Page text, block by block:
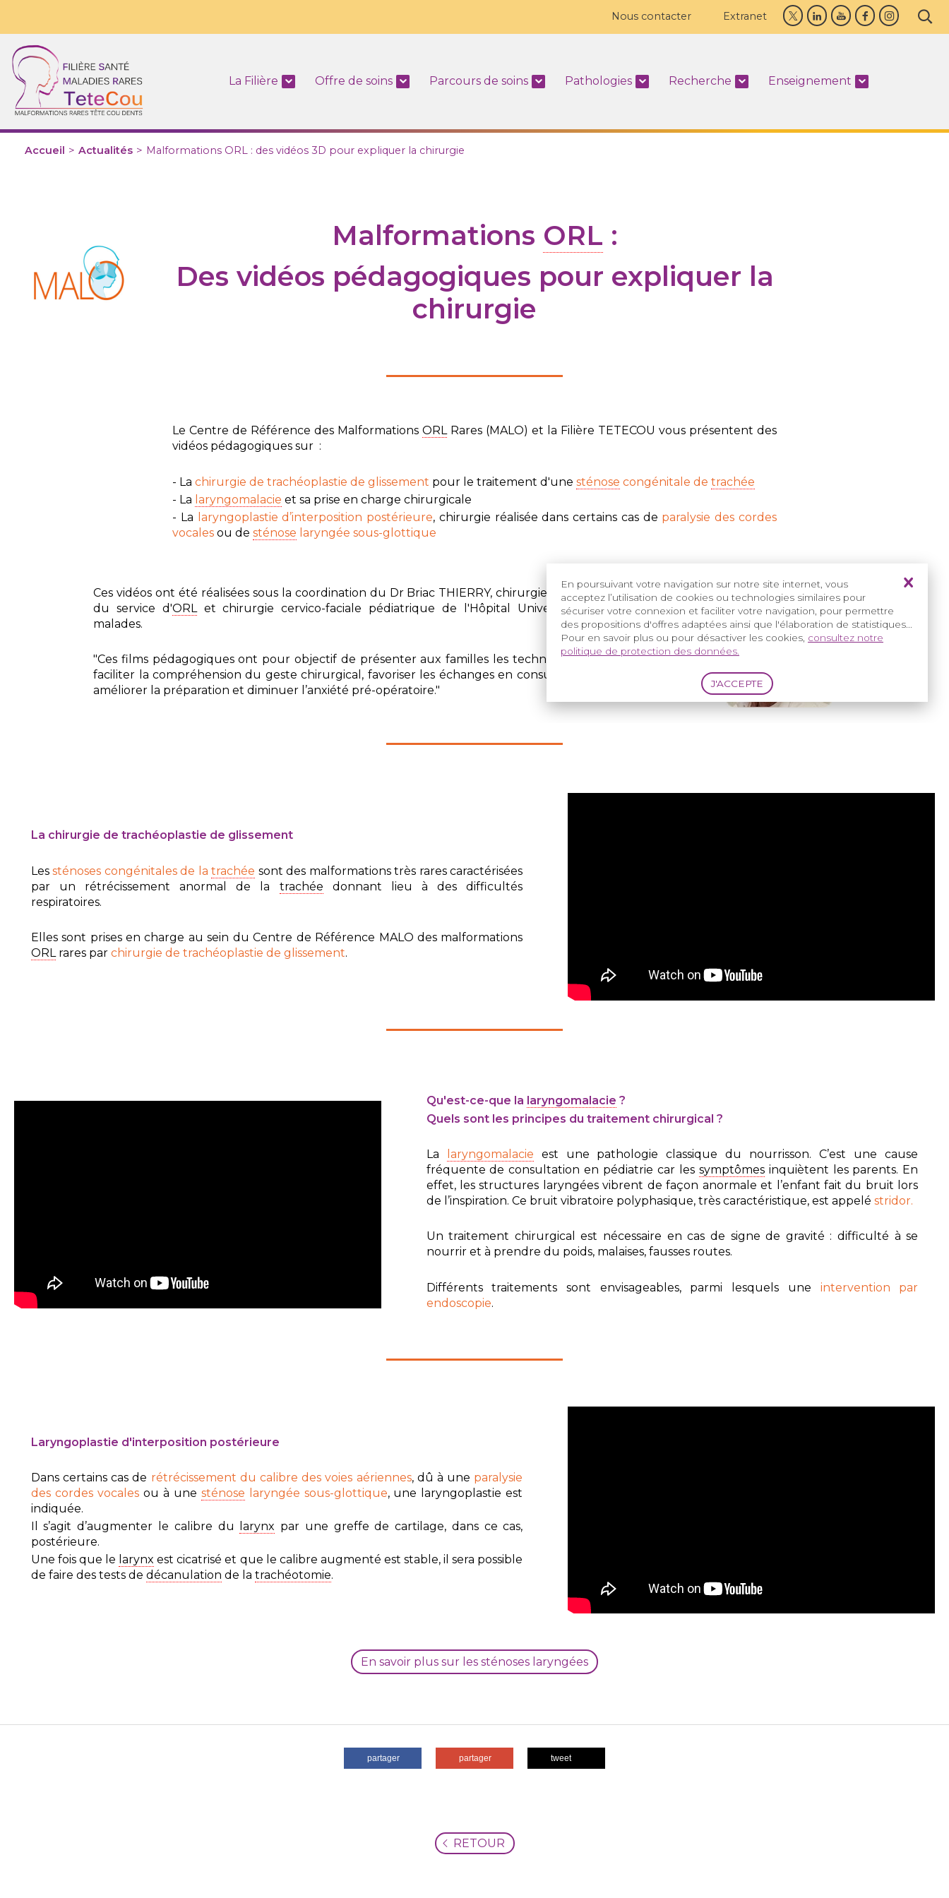
En poursuivant votre navigation sur notre site internet, vous
acceptez l’utilisation de cookies ou technologies similaires pour
sécuriser votre connexion et faciliter votre navigation, pour permettre
des propositions d'offres adaptées ainsi que l'élaboration de statistiques...
Pour en savoir plus ou pour désactiver les cookies, consultez notre
politique de protection des données.
Nous contacter Extranet
La Filière Offre de soins Parcours de soins Pathologies Recherche Enseignement
Accueil > Actualités > Malformations ORL : des vidéos 3D pour expliquer la chirurgie
Malformations ORL :
Des vidéos pédagogiques pour expliquer la
chirurgie
Le Centre de Référence des MalformationsORLRares (MALO) et la Filière TETECOU vous présentent des
vidéos pédagogiques sur :
- Lachirurgie de trachéoplastie de glissement pour le traitement d'une sténose congénitale detrachée
- La laryngomalacie et sa prise en charge chirurgicale
- La
laryngoplastie d’interposition postérieure, chirurgie réalisée dans certains cas de paralysie des cordes
vocales ou desténose laryngée sous-glottique
Ces vidéos ont été réalisées sous la coordination du Dr Briac THIERRY, chirurgien du CRMR MALO, au sein
du service d'ORL
et chirurgie cervico-faciale pédiatrique de l'Hôpital Universitaire Necker - Enfants
malades.
"Ces films pédagogiques ont pour objectif de présenter aux familles les techniques chirurgicales afin de
faciliter la compréhension du geste chirurgical, favoriser les échanges en consultation avec le chirurgien,
améliorer la préparation et diminuer l’anxiété pré-opératoire."
La chirurgie de trachéoplastie de glissement
Lessténoses congénitales de latrachée sont des malformations très rares caractérisées
par un rétrécissement anormal de la trachée donnant lieu à des difficultés
respiratoires.
Elles sont prises en charge au sein du Centre de Référence MALO des malformations
ORLrares par chirurgie de trachéoplastie de glissement.
Qu'est-ce-que la laryngomalacie ?
Quels sont les principes du traitement chirurgical ?
La laryngomalacie est une pathologie classique du nourrisson. C’est une cause
fréquente de consultation en pédiatrie car les symptômesinquiètent les parents. En
effet, les structures laryngées vibrent de façon anormale et l’enfant fait du bruit lors
de l’inspiration. Ce bruit vibratoire polyphasique, très caractéristique, est appelé stridor.
Un traitement chirurgical est nécessaire en cas de signe de gravité : difficulté à se
nourrir et à prendre du poids, malaises, fausses routes.
Différents traitements sont envisageables, parmi lesquels une intervention par
endoscopie.
Laryngoplastie d'interposition postérieure
Dans certains cas de rétrécissement du calibre des voies aériennes, dû à une paralysie
des cordes vocalesou à une sténose laryngée sous-glottique, une laryngoplastie est
indiquée.
Il s’agit d’augmenter le calibre du
larynx par une greffe de cartilage, dans ce cas,
postérieure.
Une fois que le larynx est cicatrisé et que le calibre augmenté est stable, il sera possible
de faire des tests de décanulation de la trachéotomie.
En savoir plus sur les sténoses laryngées
partager partager tweet
RETOUR